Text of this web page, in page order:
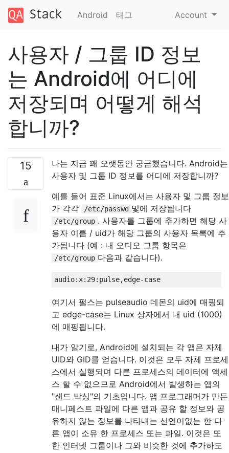
Android 태그 Account
사용자 / 그룹 ID 정보
는 Android에 어디에
저장되며 어떻게 해석
합니까?
15
나는 지금 꽤 오랫동안 궁금했습니다. Android는
사용자 및 그룹 ID 정보를 어디에 저장합니까?
예를 들어 표준 Linux에서는 사용자 및 그룹 정보
가 각각
/etc/passwd 및에 저장됩니다
/etc/group . 사용자를 그룹에 추가하면 해당 사
용자 이름 / uid가 해당 그룹의 사용자 목록에 추
가됩니다 (예 : 내 오디오 그룹 항목은
/etc/group 다음과 같습니다).
여기서 펄스는 pulseaudio 데몬의 uid에 매핑되
고 edge-case는 Linux 상자에서 내 uid (1000)
에 매핑됩니다.
내가 알기로, Android에 설치되는 각 앱은 자체
UID와 GID를 얻습니다. 이것은 모두 자체 프로세
스에서 실행되며 다른 프로세스의 데이터에 액세
스 할 수 없으므로 Android에서 발생하는 앱의
"샌드 박싱"의 기초입니다. 앱 프로그래머가 만든
매니페스트 파일에 다른 앱과 공유 할 정보와 공
유하지 않는 정보를 나타내는 선언이없는 한 다
른 앱이 소유 한 프로세스 또는 파일. 이것은 또
한 인터넷 그룹이나 그와 비슷한 것에 추가하도